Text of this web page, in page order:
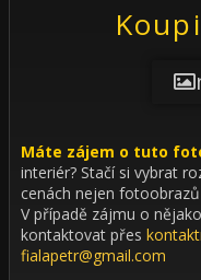
Máte zájem o tuto
interiér? Stačí si vybrat
cenách nejen
V případě zájmu o
kontaktovat přes
fialapetr@gmail.com